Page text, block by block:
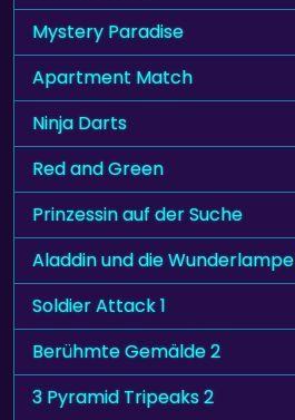
Mystery Paradise
Apartment Match
Ninja Darts
Red and Green
Prinzessin auf der Suche
Aladdin und die Wunderlampe
Soldier Attack 1
Berühmte Gemälde 2
3 Pyramid Tripeaks 2